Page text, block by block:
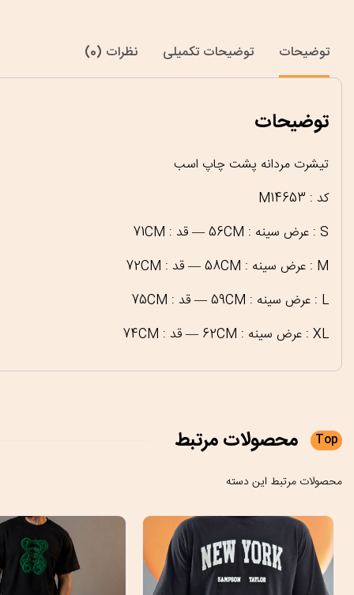
توضیحات توضیحات تکمیلی نظرات (0)
توضیحات
تیشرت مردانه پشت چاپ اسب
کد : M14653
S : عرض سینه : 56CM — قد : 71CM
M : عرض سینه : 58CM — قد : 72CM
L : عرض سینه : 59CM — قد : 75CM
XL : عرض سینه : 62CM — قد : 74CM
Top محصولاتمرتبط
محصولات مرتبط این دسته